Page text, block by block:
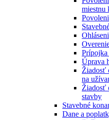
miestnu
Úprava
Žiadosť
na
Žiadosť
stavby
Stavebné
Dane a